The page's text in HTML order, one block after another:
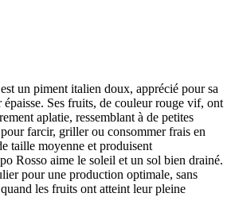
un piment italien doux, apprécié pour sa
épaisse. Ses fruits, de couleur rouge vif, ont
aplatie, ressemblant à de petites
farcir, griller ou consommer frais en
taille moyenne et produisent
Rosso aime le soleil et un sol bien drainé.
pour une production optimale, sans
les fruits ont atteint leur pleine